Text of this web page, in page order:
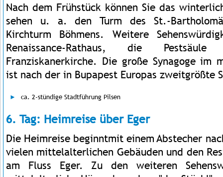
Nach dem Frühstück können Sie das
sehen u. a. den Turm des St.-
Kirchturm Böhmens. Weitere
Renaissance-Rathaus, die
Franziskanerkirche. Die große Synagoge im
ist nach der in Bupapest Europas zweitgrößte
ca. 2-stündige Stadtführung Pilsen
6. Tag: Heimreise über Eger
Die Heimreise beginntmit einem Abstecher
vielen mittelalterlichen Gebäuden und den
am Fluss Eger. Zu den weiteren